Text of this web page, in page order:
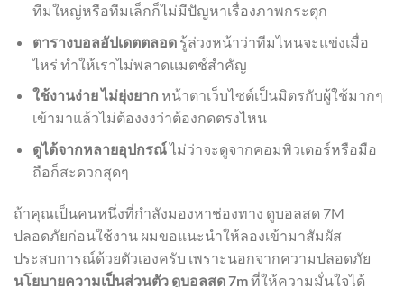
ทีมใหญ่หรือทีมเล็กก็ไม่มีปัญหาเรื่องภาพกระตุก
ตารางบอลอัปเดตตลอดรู้ล่วงหน้าว่าทีมไหนจะแข่งเมื่อ
ไหร่ ทำให้เราไม่พลาดแมตช์สำคัญ
ใช้งานง่าย ไม่ยุ่งยาก หน้าตาเว็บไซต์เป็นมิตรกับผู้ใช้มากๆ
เข้ามาแล้วไม่ต้องงงว่าต้องกดตรงไหน
ดูได้จากหลายอุปกรณ์ไม่ว่าจะดูจากคอมพิวเตอร์หรือมือ
ถือก็สะดวกสุดๆ
ถ้าคุณเป็นคนหนึ่งที่กำลังมองหาช่องทาง ดูบอลสด 7M
ปลอดภัยก่อนใช้งาน ผมขอแนะนำให้ลองเข้ามาสัมผัส
ประสบการณ์ด้วยตัวเองครับ เพราะนอกจากความปลอดภัย
นโยบายความเป็นส่วนตัว ดูบอลสด 7mที่ให้ความมั่นใจได้